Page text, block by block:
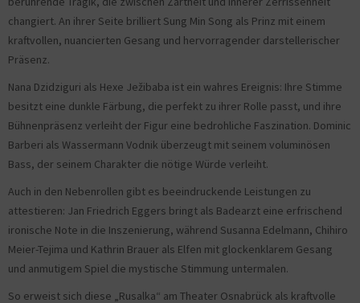
changiert. An ihrer Seite brilliert Sung Min Song als Prinz mit einem
kraftvollen, nuancierten Gesang und hervorragender darstellerischer
Präsenz.
Nana Dzidziguri als Hexe Ježibaba ist ein wahres Ereignis: Ihre Stimme
besitzt eine dunkle Färbung, die perfekt zu ihrer Rolle passt, und ihre
Bühnenpräsenz verleiht der Figur eine bedrohliche Faszination. Dominic
Barberi als Wassermann Vodnik überzeugt mit seinem voluminösen
Bass, der seinem Charakter die nötige Würde verleiht.
Auch in den Nebenrollen gibt es beeindruckende Leistungen zu
attestieren: Jan Friedrich Eggers bringt als Badearzt eine erfrischend
ironische Note in die Inszenierung, während Susanna Edelmann, Chihiro
Meier-Tejima und Kathrin Brauer als Elfen mit glockenklarem Gesang
und anmutigem Spiel die mystische Stimmung untermalen.
So erweist sich diese „Rusalka“ am Theater Osnabrück als kraftvolle